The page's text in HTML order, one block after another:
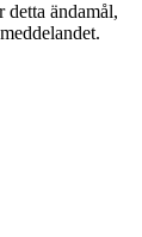
detta ändamål,